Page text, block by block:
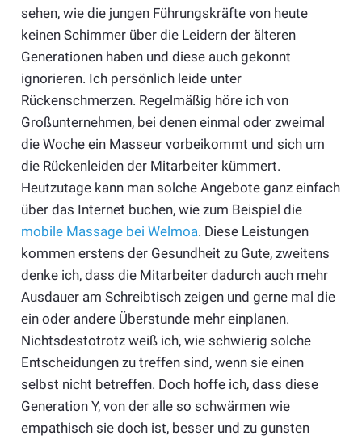
sehen, wie die jungen Führungskräfte von heute
keinen Schimmer über die Leidern der älteren
Generationen haben und diese auch gekonnt
ignorieren. Ich persönlich leide unter
Rückenschmerzen. Regelmäßig höre ich von
Großunternehmen, bei denen einmal oder zweimal
die Woche ein Masseur vorbeikommt und sich um
die Rückenleiden der Mitarbeiter kümmert.
Heutzutage kann man solche Angebote ganz einfach
über das Internet buchen, wie zum Beispiel die
mobile Massage bei Welmoa. Diese Leistungen
kommen erstens der Gesundheit zu Gute, zweitens
denke ich, dass die Mitarbeiter dadurch auch mehr
Ausdauer am Schreibtisch zeigen und gerne mal die
ein oder andere Überstunde mehr einplanen.
Nichtsdestotrotz weiß ich, wie schwierig solche
Entscheidungen zu treffen sind, wenn sie einen
selbst nicht betreffen. Doch hoffe ich, dass diese
Generation Y, von der alle so schwärmen wie
empathisch sie doch ist, besser und zu gunsten